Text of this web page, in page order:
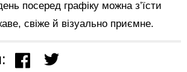
посеред графіку можна з’їсти
свіже й візуально приємне.